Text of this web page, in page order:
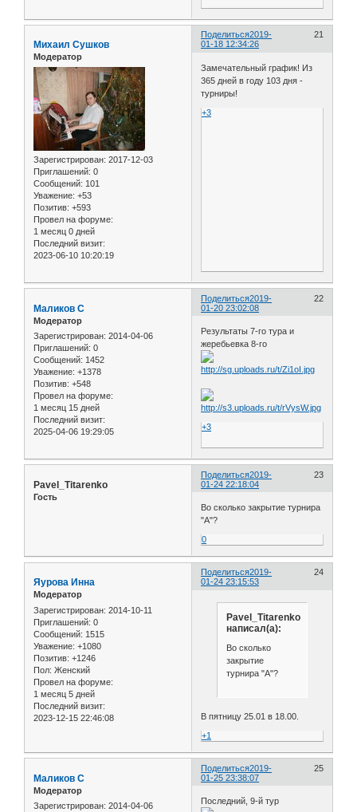
Поделиться 21
2019-
01-18 12:34:26
Михаил Сушков
Модератор
Зарегистрирован: 2017-12-03
Приглашений: 0
Сообщений: 101
Уважение: +53
Позитив: +593
Провел на форуме:
1 месяц 0 дней
Последний визит:
2023-06-10 10:20:19
Замечательный график! Из
365 дней в году 103 дня -
турниры!
+3
Поделиться 22
2019-
01-20 23:02:08
Маликов С
Модератор
Зарегистрирован: 2014-04-06
Приглашений: 0
Сообщений: 1452
Уважение: +1378
Позитив: +548
Провел на форуме:
1 месяц 15 дней
Последний визит:
2025-04-06 19:29:05
Результаты 7-го тура и
жеребьевка 8-го
+3
Поделиться 23
2019-
01-24 22:18:04
Pavel_Titarenko
Гость
Во сколько закрытие турнира
"А"?
0
Поделиться 24
2019-
01-24 23:15:53
Яурова Инна
Модератор
Зарегистрирован: 2014-10-11
Приглашений: 0
Сообщений: 1515
Уважение: +1080
Позитив: +1246
Пол: Женский
Провел на форуме:
1 месяц 5 дней
Последний визит:
2023-12-15 22:46:08
Pavel_Titarenko
написал(а):
Во сколько
закрытие
турнира "А"?
В пятницу 25.01 в 18.00.
+1
Поделиться 25
2019-
01-25 23:38:07
Маликов С
Модератор
Зарегистрирован: 2014-04-06
Последний, 9-й тур